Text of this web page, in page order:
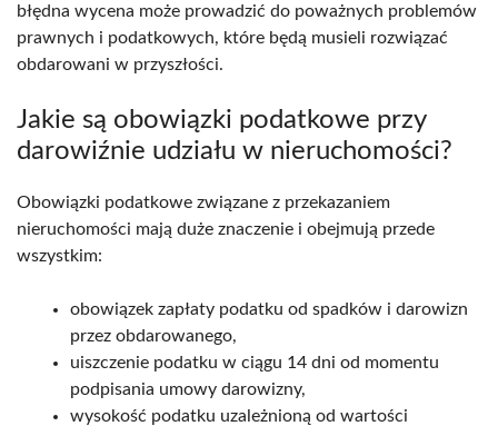
błędna wycena może prowadzić do poważnych problemów
prawnych i podatkowych, które będą musieli rozwiązać
obdarowani w przyszłości.
Jakie są obowiązki podatkowe przy
darowiźnie udziału w nieruchomości?
Obowiązki podatkowe związane z przekazaniem
nieruchomości mają duże znaczenie i obejmują przede
wszystkim:
obowiązek zapłaty podatku od spadków i darowizn
przez obdarowanego,
uiszczenie podatku w ciągu 14 dni od momentu
podpisania umowy darowizny,
wysokość podatku uzależnioną od wartości